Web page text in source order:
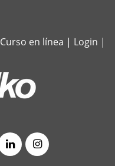
Curso en línea | Login |